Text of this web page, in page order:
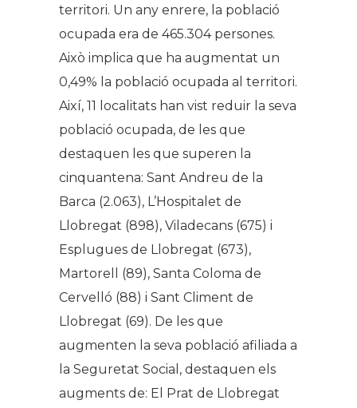
territori. Un any enrere, la població
ocupada era de 465.304 persones.
Això implica que ha augmentat un
0,49% la població ocupada al territori.
Així, 11 localitats han vist reduir la seva
població ocupada, de les que
destaquen les que superen la
cinquantena: Sant Andreu de la
Barca (2.063), L’Hospitalet de
Llobregat (898), Viladecans (675) i
Esplugues de Llobregat (673),
Martorell (89), Santa Coloma de
Cervelló (88) i Sant Climent de
Llobregat (69). De les que
augmenten la seva població afiliada a
la Seguretat Social, destaquen els
augments de: El Prat de Llobregat